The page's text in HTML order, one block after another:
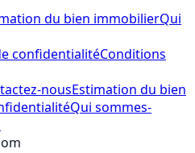
du bien immobilierQui
confidentialitéConditions
nousEstimation du bien
Qui sommes-